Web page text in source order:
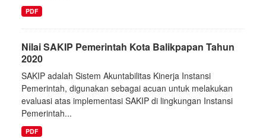
PDF
Nilai SAKIP Pemerintah Kota Balikpapan Tahun
2020
SAKIP adalah Sistem Akuntabilitas Kinerja Instansi
Pemerintah, digunakan sebagai acuan untuk melakukan
evaluasi atas implementasi SAKIP di lingkungan Instansi
Pemerintah...
PDF